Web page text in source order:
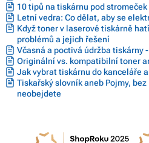
10 tipů na tiskárnu pod stromeček
Letní vedra: Co dělat, aby se
Když toner v laserové tiskárně
problémů a jejich řešení
Včasná a poctivá údržba tiskárny
Originální vs. kompatibilní toner
Jak vybrat tiskárnu do kanceláře
Tiskařský slovník aneb Pojmy,
neobejdete